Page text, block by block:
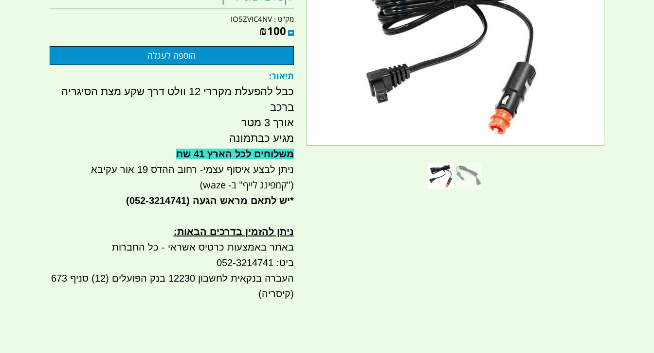
מק"ט :IO5ZVIC4NV
₪100
תיאור:
כבל להפעלת מקררי 12 וולט דרך שקע מצת הסיגריה
ברכב
אורך 3 מטר
מגיע כבתמונה
משלוחים לכל הארץ 41 שח
ניתן לבצע איסוף עצמי- רחוב ההדס 19 אור עקיבא
("קמפינג לייף" ב- waze)
*יש לתאם מראש הגעה (052-3214741)
ניתן להזמין בדרכים הבאות:
באתר באמצעות כרטיס אשראי - כל החברות
ביט: 052-3214741
העברה בנקאית לחשבון 12230 בנק הפועלים (12) סניף 673
(קיסריה)